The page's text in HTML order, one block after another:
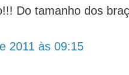
Do tamanho dos
2011 às 09:15